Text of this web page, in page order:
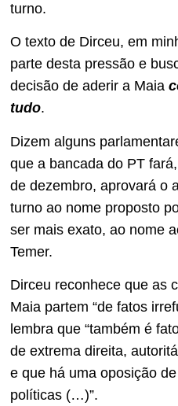
turno.
O texto de Dirceu, em
parte desta pressão e
decisão de aderir a Maia
tudo.
Dizem alguns
que a bancada do PT
de dezembro, aprovará o
turno ao nome proposto
ser mais exato, ao nome
Temer.
Dirceu reconhece que as
Maia partem “de fatos
lembra que “também é
de extrema direita,
e que há uma oposição
políticas (…)”.